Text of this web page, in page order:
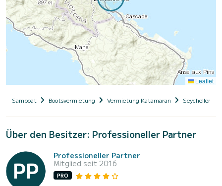
Leaflet
Samboat Bootsvermietung Vermietung Katamaran Seychellen
Über den Besitzer: Professioneller Partner
Professioneller Partner
Mitglied seit 2016
PRO